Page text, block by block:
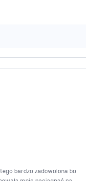
bardzo zadowolona bo